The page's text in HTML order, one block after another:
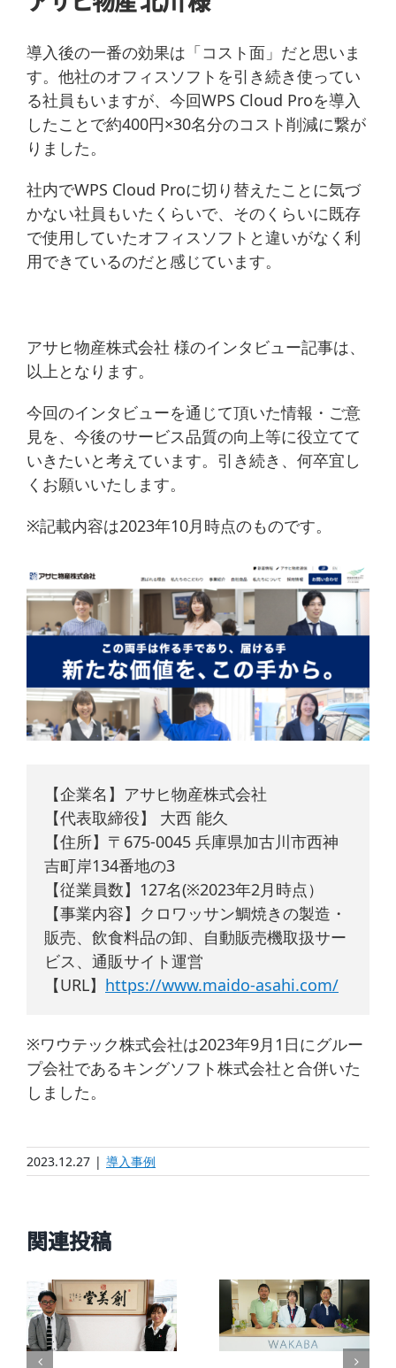
導入後の一番の効果は「コスト面」だと思いま
す。他社のオフィスソフトを引き続き使ってい
る社員もいますが、今回WPS Cloud Proを導入
したことで約400円×30名分のコスト削減に繋が
りました。
社内でWPS Cloud Proに切り替えたことに気づ
かない社員もいたくらいで、そのくらいに既存
で使用していたオフィスソフトと違いがなく利
用できているのだと感じています。
アサヒ物産株式会社 様のインタビュー記事は、
以上となります。
今回のインタビューを通じて頂いた情報・ご意
見を、今後のサービス品質の向上等に役立てて
いきたいと考えています。引き続き、何卒宜し
くお願いいたします。
※記載内容は2023年10月時点のものです。
【企業名】アサヒ物産株式会社
【代表取締役】 大西 能久
【住所】〒675-0045 兵庫県加古川市西神
吉町岸134番地の3
【従業員数】127名(※2023年2月時点）
【事業内容】クロワッサン鯛焼きの製造・
販売、飲食料品の卸、自動販売機取扱サー
ビス、通販サイト運営
【URL】 https://www.maido-asahi.com/
※ワウテック株式会社は2023年9月1日にグルー
プ会社であるキングソフト株式会社と合併いた
しました。
2023.12.27 | 導入事例
関連投稿